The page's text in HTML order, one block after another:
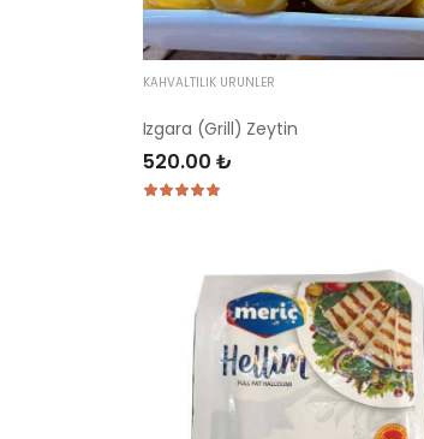
KAHVALTILIK ÜRÜNLER
Izgara (Grill) Zeytin
520.00 ₺